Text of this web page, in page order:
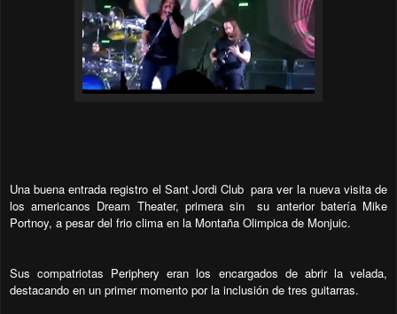
Una buena entrada registro el Sant Jordi Club para ver la nueva visita de
los americanos Dream Theater, primera sin su anterior batería Mike
Portnoy, a pesar del frio clima en la Montaña Olimpica de Monjuic.
Sus compatriotas Periphery eran los encargados de abrir la velada,
destacando en un primer momento por la inclusión de tres guitarras.